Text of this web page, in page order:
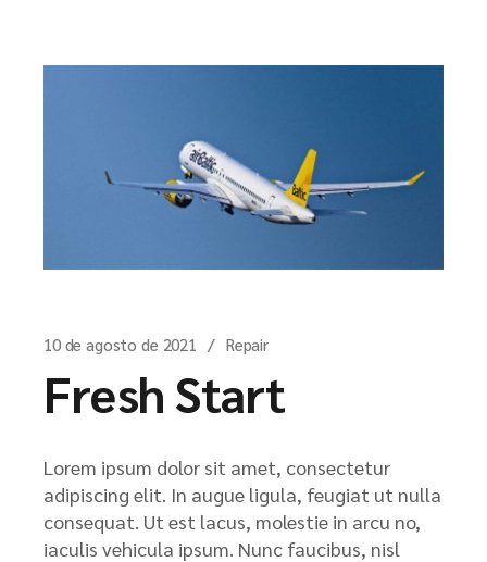
10 de agosto de 2021 Repair
Fresh Start
Lorem ipsum dolor sit amet, consectetur
adipiscing elit. In augue ligula, feugiat ut nulla
consequat. Ut est lacus, molestie in arcu no,
iaculis vehicula ipsum. Nunc faucibus, nisl